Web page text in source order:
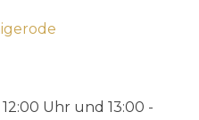
Uhr und 13:00 -